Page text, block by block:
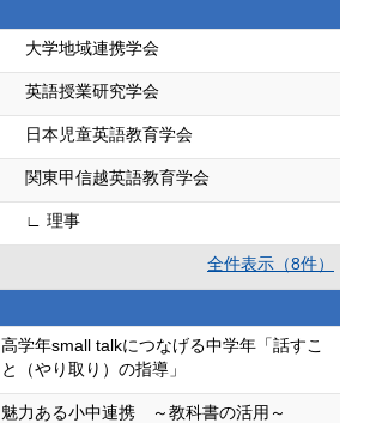
大学地域連携学会
英語授業研究学会
日本児童英語教育学会
関東甲信越英語教育学会
∟ 理事
全件表示（8件）
高学年small talkにつなげる中学年「話すこ
と（やり取り）の指導」
魅力ある小中連携 ～教科書の活用～